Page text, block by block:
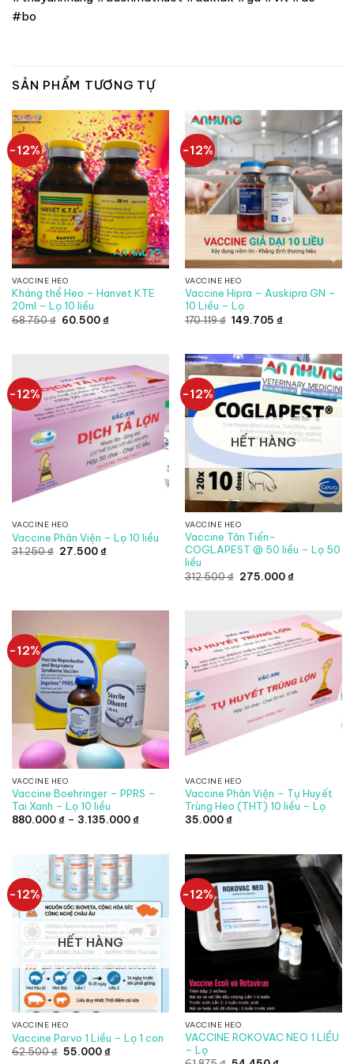
#bo
SẢN PHẨM TƯƠNG TỰ
-12%
VACCINE HEO
Kháng thể Heo – Hanvet KTE
20ml – Lọ 10 liều
68.750₫ Giá
gốc
60.500₫Giá
hiện
-12%
VACCINE HEO
Vaccine Hipra – Auskipra GN –
10 Liều – Lọ
170.119₫ Giá
gốc
149.705 ₫Giá
hiện
149.705 ₫.
-12%
VACCINE HEO
Vaccine Phân Viện – Lọ 10 liều
31.250₫ Giá
27.500₫Giá
-12%
HẾT HÀNG
VACCINE HEO
Vaccine Tân Tiến-
COGLAPEST @ 50 liều – Lọ 50
liều
312.500₫ Giá
gốc
275.000₫Giá
hiện
275.000 ₫.
-12%
VACCINE HEO
Vaccine Boehringer – PPRS –
Tai Xanh – Lọ 10 liều
880.000₫ – 3.135.000₫Khoảng
đến
3.135.000 ₫
VACCINE HEO
Vaccine Phân Viện – Tụ Huyết
Trùng Heo (THT) 10 liều – Lọ
35.000₫
-12%
HẾT HÀNG
VACCINE HEO
Vaccine Parvo 1 Liều – Lọ 1 con
62.500₫ Giá
55.000₫Giá
-12%
VACCINE HEO
VACCINE ROKOVAC NEO 1 LIỀU
– Lọ